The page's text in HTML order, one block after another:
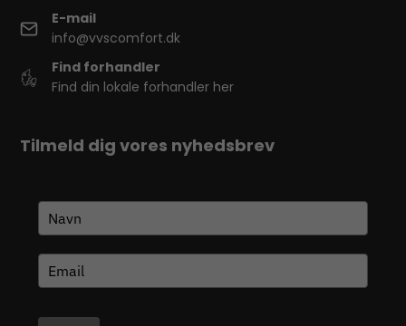
E-mail
info@vvscomfort.dk
Find forhandler
Find din lokale forhandler her
Tilmeld dig vores nyhedsbrev